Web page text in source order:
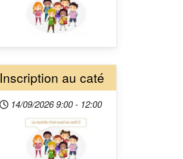
Inscription au caté
14/09/2026 9:00 - 12:00